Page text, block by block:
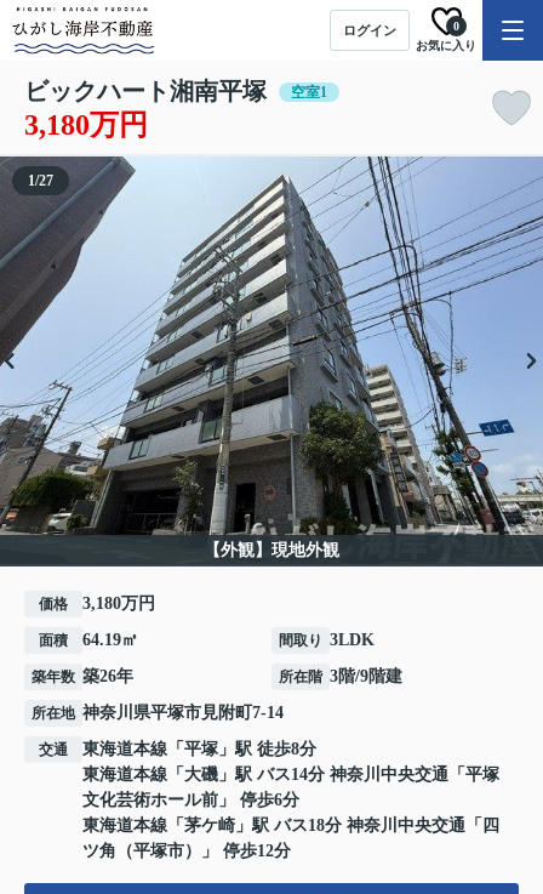
ログイン
お気に入り
0
ビックハート湘南平塚 空室1
3,180万円
【外観】現地外観
1/27
価格 3,180万円
面積 64.19㎡ 間取り 3LDK
築年数 築26年 所在階 3階/9階建
所在地 神奈川県平塚市見附町 7-14
交通 東海道本線 「 平塚 」駅 徒歩8分
東海道本線 「 大磯 」駅 バス14分 神奈川中央交通「平塚
文化芸術ホール前」 停歩6分
東海道本線 「 茅ケ崎 」駅 バス18分 神奈川中央交通「四
ツ角（平塚市）」 停歩12分